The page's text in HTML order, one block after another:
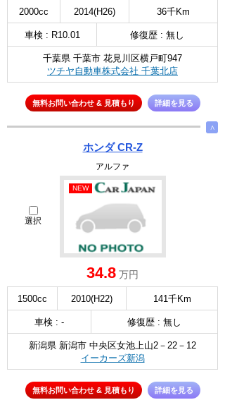
2000cc 2014(H26) 36千Km
車検 : R10.01 修復歴 : 無し
千葉県 千葉市 花見川区横戸町947
ツチヤ自動車株式会社 千葉北店
無料お問い合わせ & 見積もり 詳細を見る
∧
ホンダ CR-Z
アルファ
選択
NEW
34.8 万円
1500cc 2010(H22) 141千Km
車検 : - 修復歴 : 無し
新潟県 新潟市 中央区女池上山2－22－12
イーカーズ新潟
無料お問い合わせ & 見積もり 詳細を見る